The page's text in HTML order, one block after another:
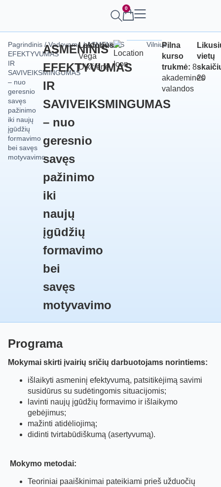
0
Pagrindinis /Vadovams / ASMENINIS
EFEKTYVUMAS
IR
SAVIVEIKSMINGUMAS
– nuo
geresnio
savęs
pažinimo
iki naujų
įgūdžių
formavimo
bei savęs
motyvavimo
ASMENINIS
EFEKTYVUMAS
IR
SAVIVEIKSMINGUMAS
– nuo
geresnio
savęs
pažinimo
iki
naujų
įgūdžių
formavimo
bei
savęs
motyvavimo
Lektorius:
Vega
Dikčienė
VilniusPilna
kurso
trukmė:8
akademinės
valandos
vietų
20
Programa
Mokymai skirti įvairių sričių darbuotojams norintiems:
išlaikyti asmeninį efektyvumą, patsitikėjimą savimi
susidūrus su sudėtingomis situacijomis;
lavinti naujų įgūdžių formavimo ir išlaikymo
gebėjimus;
mažinti atidėliojimą;
didinti tvirtabūdiškumą (asertyvumą).
Mokymo metodai:
Teoriniai paaiškinimai pateikiami prieš užduočių